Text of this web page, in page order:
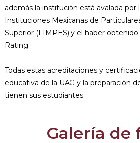
además la institución está avalada por
Instituciones Mexicanas de
Superior (FIMPES) y el haber obtenido
Rating.
Todas estas acreditaciones y
educativa de la UAG y la preparación
tienen sus estudiantes.
Galería de